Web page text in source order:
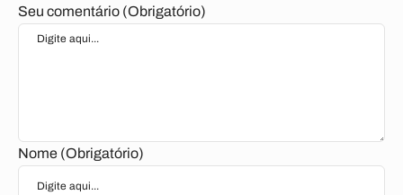
Seu comentário (Obrigatório)
Nome (Obrigatório)